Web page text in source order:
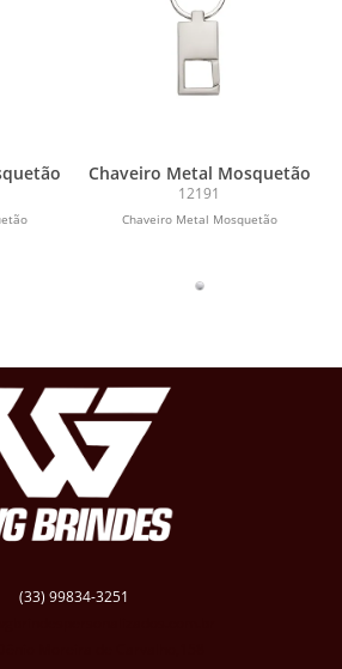
Chaveiro Metal Mosquetão
12191
Chaveiro Metal Mosquetão
(33) 99834-3251